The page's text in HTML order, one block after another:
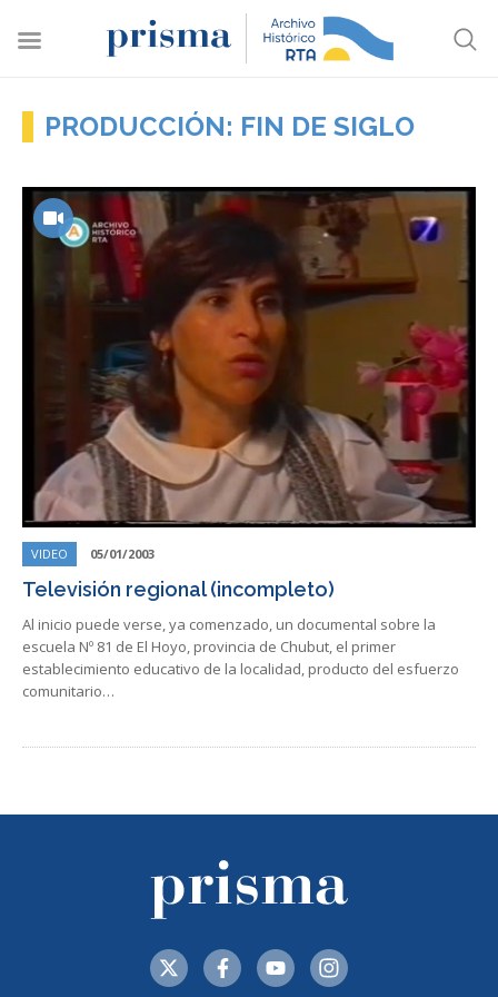
PRODUCCIÓN: FIN DE SIGLO
VIDEO 05/01/2003
Televisión regional (incompleto)
Al inicio puede verse, ya comenzado, un documental sobre la
escuela Nº 81 de El Hoyo, provincia de Chubut, el primer
establecimiento educativo de la localidad, producto del esfuerzo
comunitario…